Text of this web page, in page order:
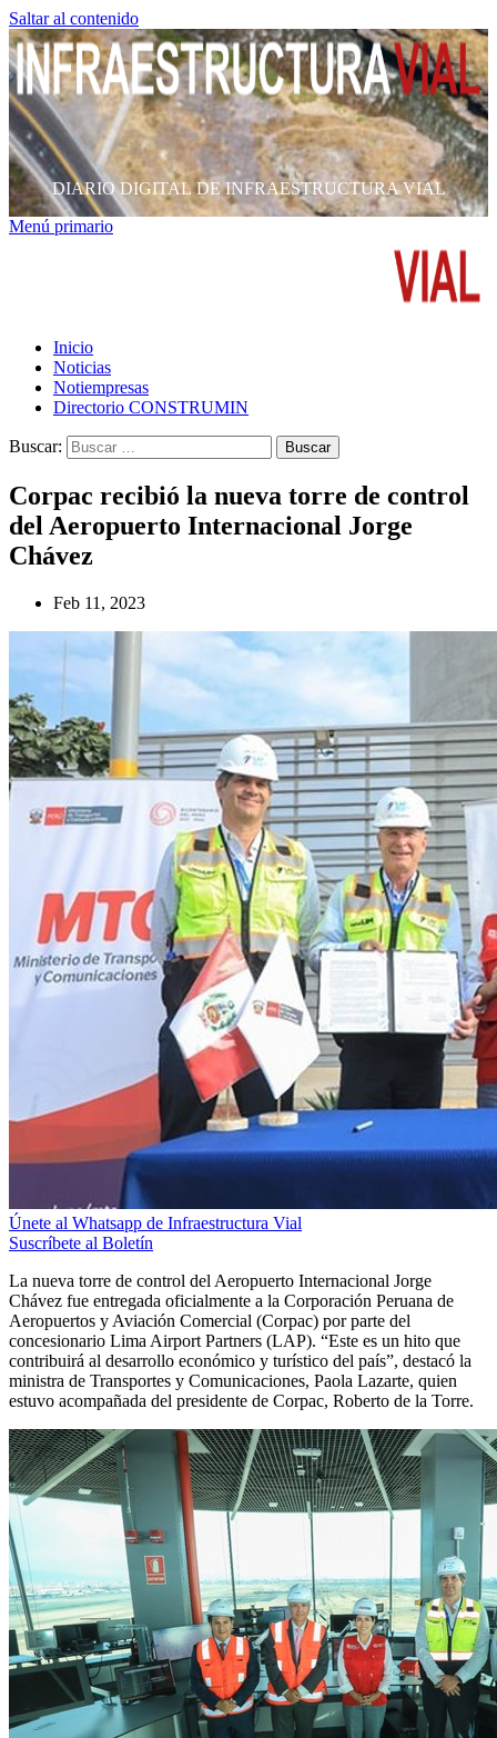
Saltar al contenido
DIARIO DIGITAL DE INFRAESTRUCTURA VIAL
Menú primario
Inicio
Noticias
Notiempresas
Directorio CONSTRUMIN
Buscar:
Corpac recibió la nueva torre de control
del Aeropuerto Internacional Jorge
Chávez
Feb 11, 2023
Únete al Whatsapp de Infraestructura Vial
Suscríbete al Boletín
La nueva torre de control del Aeropuerto Internacional Jorge
Chávez fue entregada oficialmente a la Corporación Peruana de
Aeropuertos y Aviación Comercial (Corpac) por parte del
concesionario Lima Airport Partners (LAP). “Este es un hito que
contribuirá al desarrollo económico y turístico del país”, destacó la
ministra de Transportes y Comunicaciones, Paola Lazarte, quien
estuvo acompañada del presidente de Corpac, Roberto de la Torre.